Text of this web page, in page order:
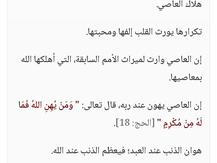
هلاك العاصي.
تكرارها يورث القلب إلفها ومحبتها.
إن العاصي وارث لميراث الأمم السابقة، التي أهلكها الله
بمعاصيها.
إن العاصي يهون عند ربه، قال تعالى:" وَمَنْ يُهِنِ اللهُ فَمَا
لَهُ مِنْ مُكْرِمٍ "[الحج: 18]
.
هوان الذنب عند العبد؛ فيعظم الذنب عند الله.